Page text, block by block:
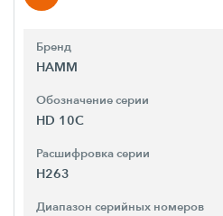
Бренд
HAMM
Обозначение серии
HD 10C
Расшифровка серии
H263
Диапазон серийных номеров